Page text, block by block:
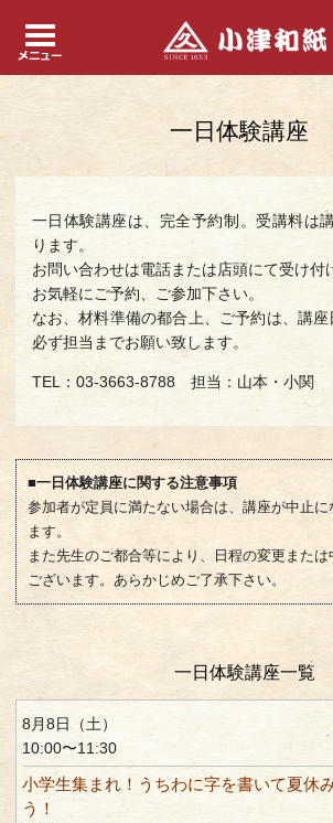
一日体験講座
一日体験講座は、完全予約制。受講料は
ります。
お問い合わせは電話または店頭にて受け付
お気軽にご予約、ご参加下さい。
なお、材料準備の都合上、ご予約は、講
必ず担当までお願い致します。
TEL：03-3663-8788 担当：山本・小関
■一日体験講座に関する注意事項
参加者が定員に満たない場合は、講座が中止
ます。
また先生のご都合等により、日程の変更また
ございます。あらかじめご了承下さい。
一日体験講座一覧
8月8日（土）
10:00〜11:30
小学生集まれ！うちわに字を書いて夏休
う！